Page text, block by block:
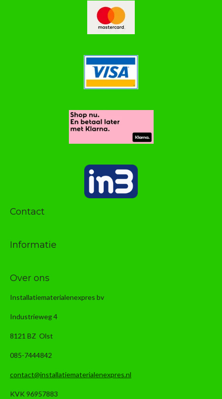
Contact
Informatie
Over ons
Installatiematerialenexpres bv
Industrieweg 4
8121 BZ Olst
085-7444842
contact@installatiematerialenexpres.nl
KVK 96957883